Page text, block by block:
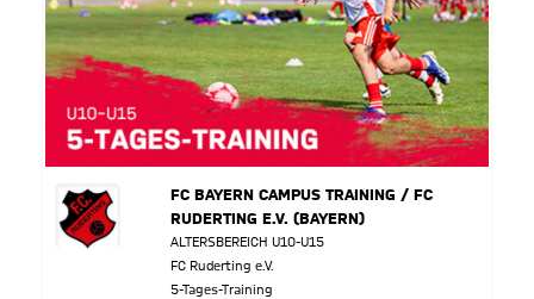
FC BAYERN CAMPUS TRAINING / FC
RUDERTING E.V. (BAYERN)
ALTERSBEREICH U10-U15
FC Ruderting e.V.
5-Tages-Training